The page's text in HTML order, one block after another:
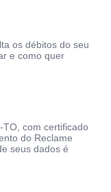
os débitos do seu
e como quer
com certificado
do Reclame
seus dados é